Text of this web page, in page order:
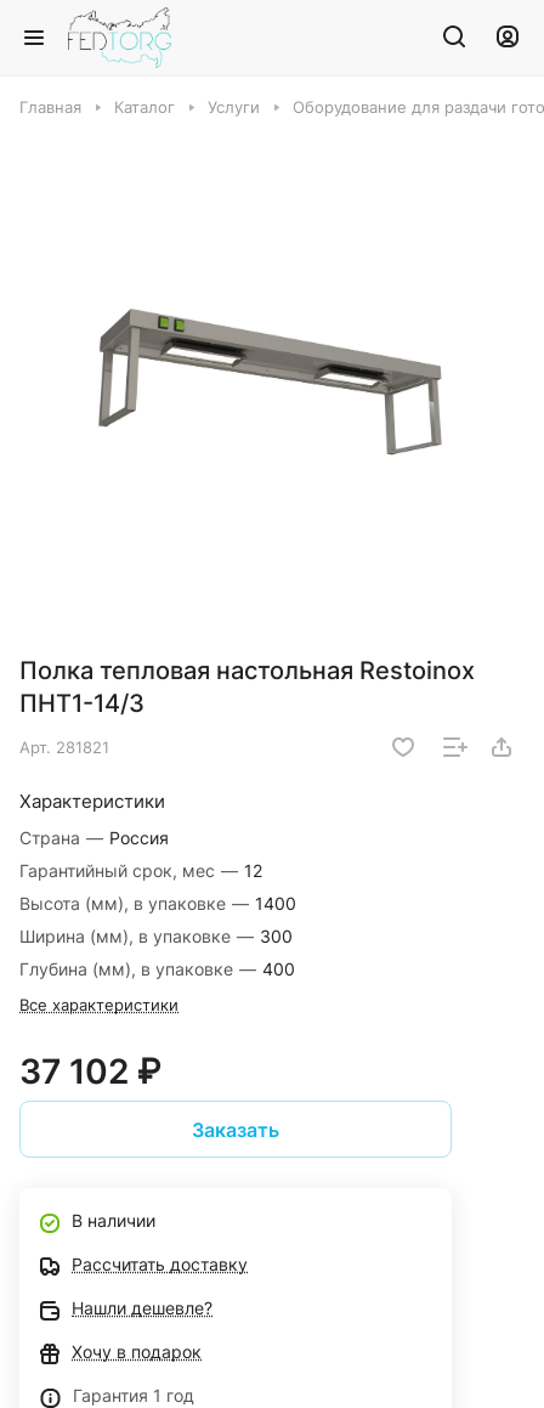
Главная Каталог Услуги Оборудование для раздачи
Полка тепловая настольная Restoinox
ПНТ1-14/3
Арт. 281821
Характеристики
Страна — Россия
Гарантийный срок, мес — 12
Высота (мм), в упаковке — 1400
Ширина (мм), в упаковке — 300
Глубина (мм), в упаковке — 400
Все характеристики
37 102 ₽
Заказать
В наличии
Рассчитать доставку
Нашли дешевле?
Хочу в подарок
Гарантия 1 год